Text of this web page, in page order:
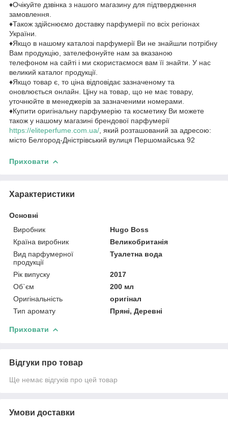
♦Очікуйте дзвінка з нашого магазину для підтвердження
замовлення.
♦Також здійснюємо доставку парфумерії по всіх регіонах
України.
♦Якщо в нашому каталозі парфумерії Ви не знайшли потрібну
Вам продукцію, зателефонуйте нам за вказаною
телефоном на сайті і ми скористаємося вам її знайти. У нас
великий каталог продукції.
♦Якщо товар є, то ціна відповідає зазначеному та
оновлюється онлайн. Ціну на товар, що не має товару,
уточнюйте в менеджерів за зазначеними номерами.
♦Купити оригінальну парфумерію та косметику Ви можете
також у нашому магазині брендової парфумерії
https://eliteperfume.com.ua/ , який розташований за адресою:
місто Белгород-Дністрівський вулиця Першомайська 92
Приховати
Характеристики
Основні
Виробник
Hugo Boss
Країна виробник
Великобританія
Вид парфумерної
продукції
Туалетна вода
Рік випуску
2017
Об`єм
200 мл
Оригінальність
оригінал
Тип аромату
Пряні, Деревні
Приховати
Відгуки про товар
Ще немає відгуків про цей товар
Умови доставки